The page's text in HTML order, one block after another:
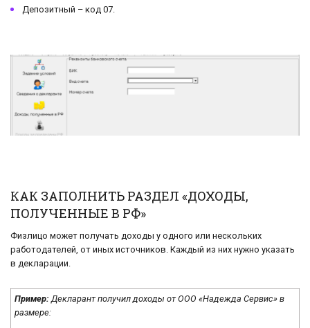
Депозитный – код 07.
КАК ЗАПОЛНИТЬ РАЗДЕЛ «ДОХОДЫ,
ПОЛУЧЕННЫЕ В РФ»
Физлицо может получать доходы у одного или нескольких
работодателей, от иных источников. Каждый из них нужно указать
в декларации.
Пример: Декларант получил доходы от ООО «Надежда Сервис» в
размере: